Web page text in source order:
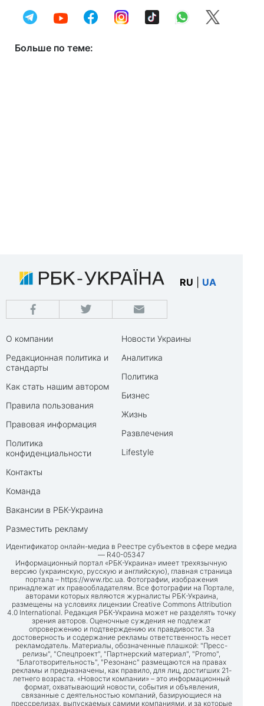
Больше по теме:
RU UA
О компании
Редакционная политика и
стандарты
Как стать нашим автором
Правила пользования
Правовая информация
Политика
конфиденциальности
Контакты
Команда
Вакансии в РБК-Украина
Разместить рекламу
Новости Украины
Аналитика
Политика
Бизнес
Жизнь
Развлечения
Lifestyle
Идентификатор онлайн-медиа в Реестре субъектов в сфере медиа
— R40-05347
Информационный портал «РБК-Украина» имеет трехязычную
версию (украинскую, русскую и английскую), главная страница
портала – https://www.rbc.ua. Фотографии, изображения
принадлежат их правообладателям. Все фотографии на Портале,
авторами которых являются журналисты РБК-Украина,
размещены на условиях лицензии Creative Commons Attribution
4.0 International. Редакция РБК-Украина может не разделять точку
зрения авторов. Оценочные суждения не подлежат
опровержению и подтверждению их правдивости. За
достоверность и содержание рекламы ответственность несет
рекламодатель. Материалы, обозначенные плашкой: "Пресс-
релизы", "Спецпроект", "Партнерский материал", "Promo",
"Благотворительность", "Резонанс" размещаются на правах
рекламы и предназначены, как правило, для лиц, достигших 21-
летнего возраста. «Новости компании» – это информационный
формат, охватывающий новости, события и объявления,
связанные с деятельностью компаний, базирующиеся на
прессрелизах, выпускаемых самими компаниями, и за которые